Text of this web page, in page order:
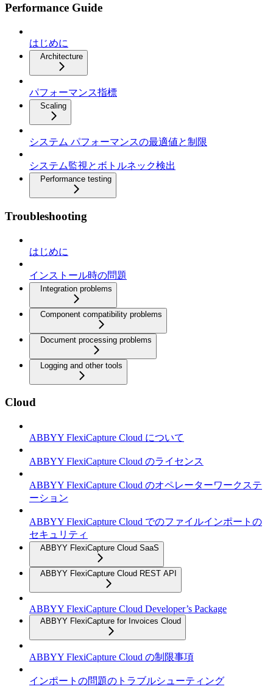
Performance Guide
はじめに
Architecture
パフォーマンス指標
Scaling
システム パフォーマンスの最適値と制限
システム監視とボトルネック検出
Performance testing
Troubleshooting
はじめに
インストール時の問題
Integration problems
Component compatibility problems
Document processing problems
Logging and other tools
Cloud
ABBYY FlexiCapture Cloud について
ABBYY FlexiCapture Cloud のライセンス
ABBYY FlexiCapture Cloud のオペレーターワークステ
ーション
ABBYY FlexiCapture Cloud でのファイルインポートの
セキュリティ
ABBYY FlexiCapture Cloud SaaS
ABBYY FlexiCapture Cloud REST API
ABBYY FlexiCapture Cloud Developer’s Package
ABBYY FlexiCapture for Invoices Cloud
ABBYY FlexiCapture Cloud の制限事項
インポートの問題のトラブルシューティング